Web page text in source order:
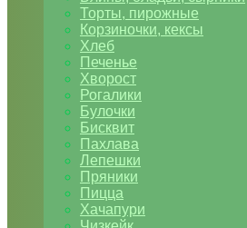
Торты, пирожные
Корзиночки, кексы
Хлеб
Печенье
Хворост
Рогалики
Булочки
Бисквит
Пахлава
Лепешки
Пряники
Пицца
Хачапури